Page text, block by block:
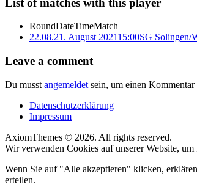
RoundDateTimeMatch
22.08.21. August 202115:00SG Solingen/
Leave a comment
Du musst angemeldet sein, um einen Kommentar
Datenschutzerklärung
Impressum
AxiomThemes © 2026. All rights reserved.
Wir verwenden Cookies auf unserer Website,
Wenn Sie auf "Alle akzeptieren" klicken,
erteilen.